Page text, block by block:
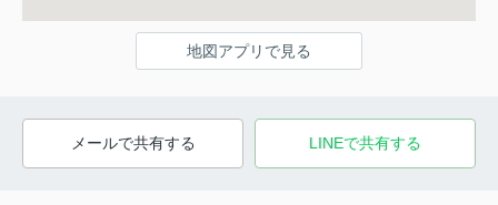
地図アプリで見る
メールで共有する LINEで共有する